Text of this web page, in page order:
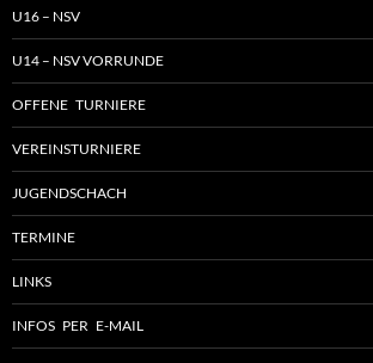
U16 – NSV
U14 – NSV VORRUNDE
OFFENE TURNIERE
VEREINSTURNIERE
JUGENDSCHACH
TERMINE
LINKS
INFOS PER E-MAIL